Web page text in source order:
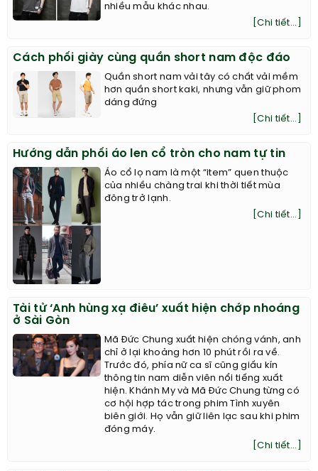
nhiều mẫu khác nhau.
[Chi tiết...]
Cách phối giày cùng quần short nam độc đáo
Quần short nam vải tây có chất vải mềm
hơn quần short kaki, nhưng vẫn giữ phom
dáng đứng
[Chi tiết...]
Hướng dẫn phối áo len cổ tròn cho nam tự tin
Áo cổ lọ nam là một “item” quen thuộc
của nhiều chàng trai khi thời tiết mùa
đông trở lạnh.
[Chi tiết...]
Tài tử ‘Anh hùng xạ điêu’ xuất hiện chớp nhoáng
ở Sài Gòn
Mã Đức Chung xuất hiện chóng vánh, anh
chỉ ở lại khoảng hơn 10 phút rồi ra về.
Trước đó, phía nữ ca sĩ cũng giấu kín
thông tin nam diễn viên nổi tiếng xuất
hiện. Khánh My và Mã Đức Chung từng có
cơ hội hợp tác trong phim Tình xuyên
biên giới. Họ vẫn giữ liên lạc sau khi phim
đóng máy.
[Chi tiết...]